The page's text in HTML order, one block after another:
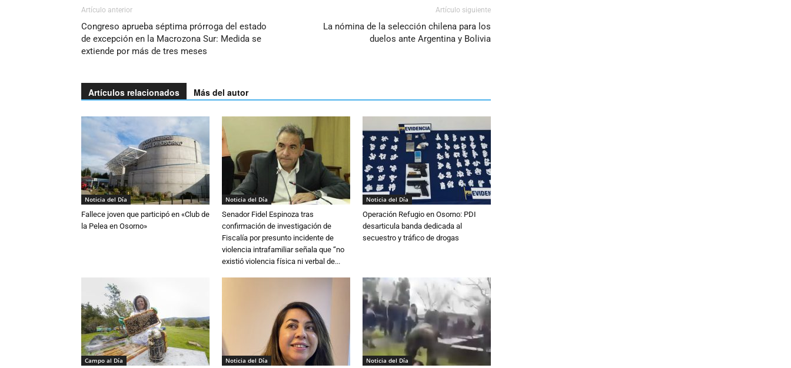
Artículo anterior
Congreso aprueba séptima prórroga del estado
de excepción en la Macrozona Sur: Medida se
extiende por más de tres meses
Artículo siguiente
La nómina de la selección chilena para los
duelos ante Argentina y Bolivia
Artículos relacionados Más del autor
Noticia del Día
Fallece joven que participó en «Club de
la Pelea en Osorno»
Noticia del Día
Senador Fidel Espinoza tras
confirmación de investigación de
Fiscalía por presunto incidente de
violencia intrafamiliar señala que “no
existió violencia física ni verbal de...
Noticia del Día
Operación Refugio en Osorno: PDI
desarticula banda dedicada al
secuestro y tráfico de drogas
Campo al Día Noticia del Día Noticia del Día